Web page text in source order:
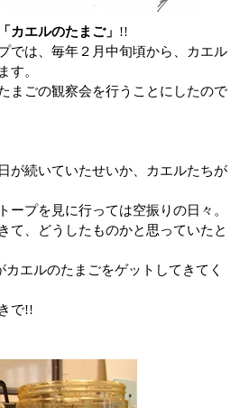
「カエルのたまご」 !!
では、毎年２月中旬頃から、カエル
す。
まごの観察会を行うことにしたので
が続いていたせいか、カエルたちが
ープを見に行っては空振りの日々。
て、どうしたものかと思っていたと
カエルのたまごをゲットしてきてく
で!!